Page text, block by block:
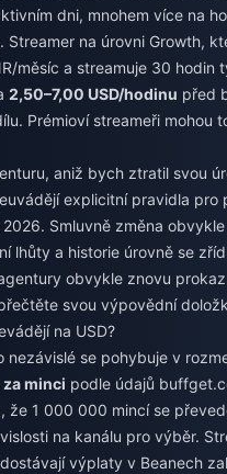
dni, mnohem více na
Streamer na úrovni Growth,
měsíc a streamuje 30 hodin
2,50–7,00 USD/hodinu před
Prémioví streameři mohou
aniž bych ztratil svou
explicitní pravidla pro
Smluvně změna
lhůty a historie úrovně se
obvykle znovu
svou výpovědní
na USD?
nezávislé se pohybuje v
minci podle údajů
že 1 000 000 mincí se
na kanálu pro výběr.
výplaty v Beanech